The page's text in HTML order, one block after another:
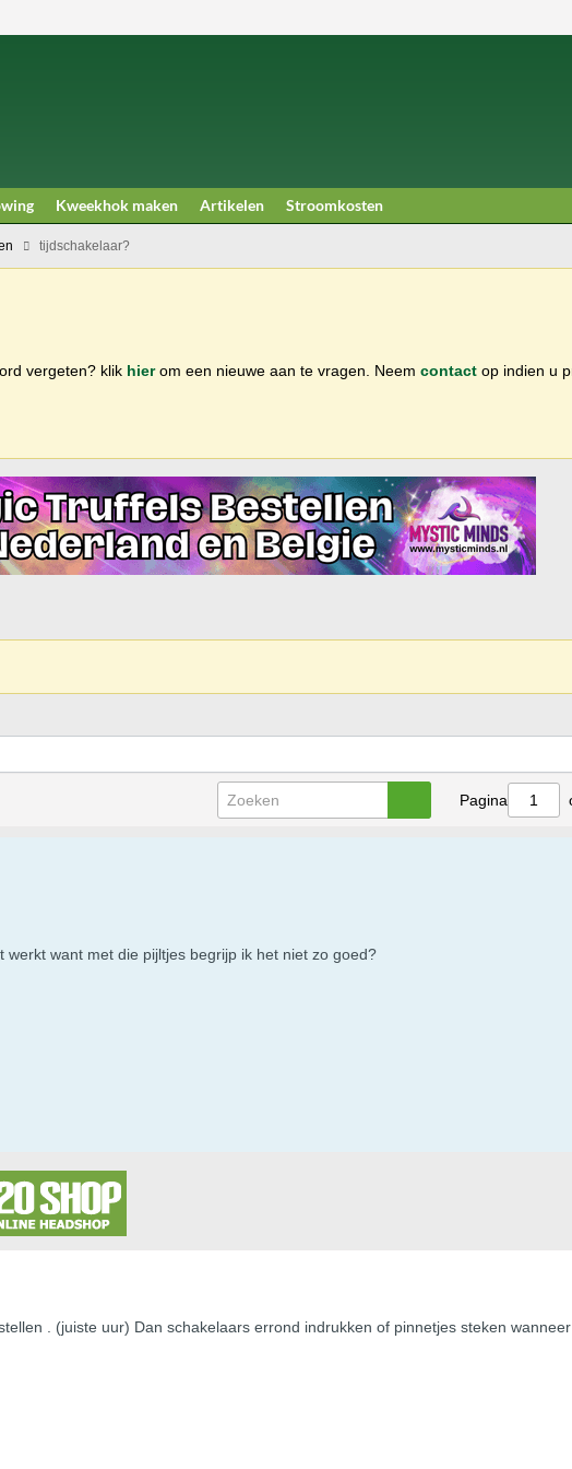
Kweekhok maken Artikelen Stroomkosten
tijdschakelaar?
vergeten? klik hierom een nieuwe aan te vragen. Neem contact op indien u
Pagina
want met die pijltjes begrijp ik het niet zo goed?
. (juiste uur) Dan schakelaars errond indrukken of pinnetjes steken